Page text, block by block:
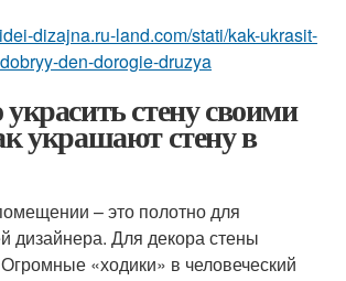
dizajna.ru-land.com/stati/kak-ukrasit-
den-dorogie-druzya
стену своими
украшают стену в
– это полотно для
дизайнера. Для декора стены
«ходики» в человеческий